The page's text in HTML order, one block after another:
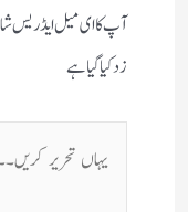
آپ کا ای میل ایڈریس
زد کیا گیا ہے
یہاں
تحریر